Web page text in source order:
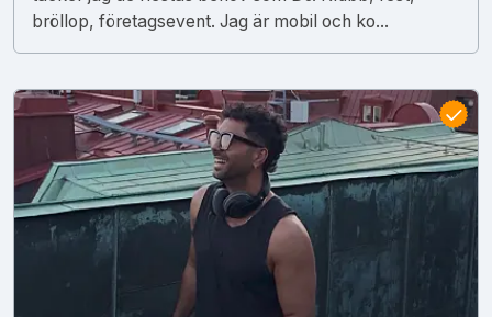
bröllop, företagsevent. Jag är mobil och ko...